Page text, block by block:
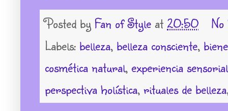
Posted by Fan of Style at 20:50
Labels: belleza, belleza consciente,
cosmética natural, experiencia sensorial
perspectiva holística, rituales de belleza